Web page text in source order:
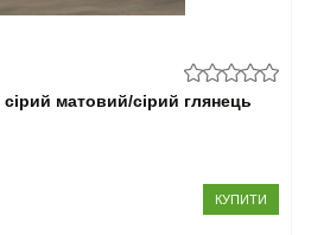
матовий/сірий глянець
КУПИТИ